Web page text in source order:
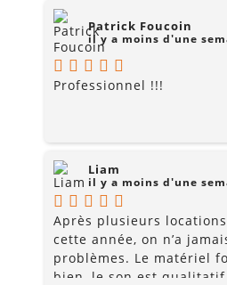
Patrick Foucoin
il y a moins d'une
Professionnel !!!
Liam
il y a moins d'une
Après plusieurs
cette année, on n’a
problèmes. Le matériel
bien, le son est qualitatif